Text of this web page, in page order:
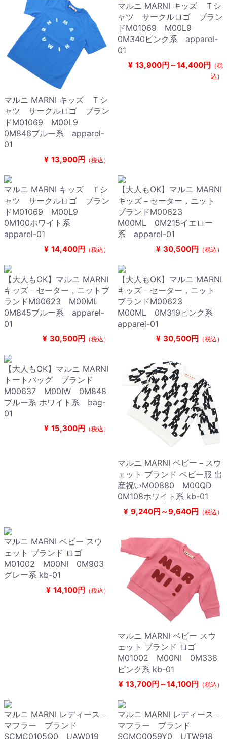
マルニ MARNI キッズ Ｔシ
ャツ サークルロゴ ブラン
ドM01069 M00L9
0M846ブルー系 apparel-
01
¥ 13,900円 （税込）
マルニ MARNI キッズ Ｔシ
ャツ サークルロゴ ブラン
ドM01069 M00L9
0M340ピンク系 apparel-
01
¥ 13,900円～14,400円 （税
込）
マルニ MARNI キッズ Ｔシ
ャツ サークルロゴ ブラン
ドM01069 M00L9
0M100ホワイト系
apparel-01
¥ 14,400円 （税込）
【大人もOK】マルニ MARNI
キッズ－セーター，ニット
ブランドM00623
M00ML 0M215イエロー
系 apparel-01
¥ 30,500円 （税込）
【大人もOK】マルニ MARNI
キッズ－セーター，ニットブ
ランドM00623 M00ML
0M845ブルー系 apparel-
01
¥ 30,500円 （税込）
【大人もOK】マルニ MARNI
キッズ－セーター，ニット
ブランドM00623
M00ML 0M319ピンク系
apparel-01
¥ 30,500円 （税込）
【大人もOK】マルニ MARNI
トートバッグ ブランド
M00637 M00IW 0M848
ブルー系 ホワイト系 bag-
01
¥ 15,300円 （税込）
マルニ MARNI ベビー－スウ
ェット ブランド ベビー服 出
産祝いM00880 M00QD
0M108ホワイト系 kb-01
¥ 9,240円～9,640円 （税込）
マルニ MARNI ベビー スウ
ェット ブランド ロゴ
M01002 M00NI 0M903
グレー系 kb-01
¥ 14,100円 （税込）
マルニ MARNI ベビー スウ
ェット ブランド ロゴ
M01002 M00NI 0M338
ピンク系 kb-01
¥ 13,700円～14,100円 （税込）
マルニ MARNI レディース－
マフラー ブランド
SCMC0105Q0 UAW019
マルニ MARNI レディース－
マフラー ブランド
SCMC0059Y0 UTW918